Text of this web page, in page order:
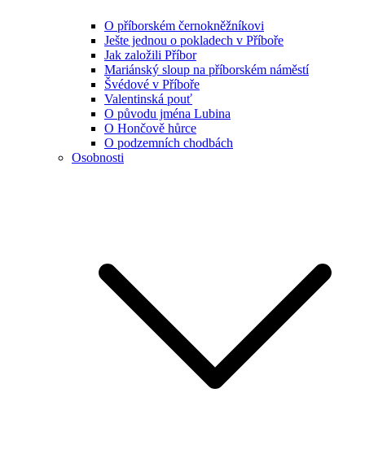
O příborském černokněžníkovi
Ješte jednou o pokladech v Příboře
Jak založili Příbor
Mariánský sloup na příborském náměstí
Švédové v Příboře
Valentinská pouť
O původu jména Lubina
O Hončově hůrce
O podzemních chodbách
Osobnosti